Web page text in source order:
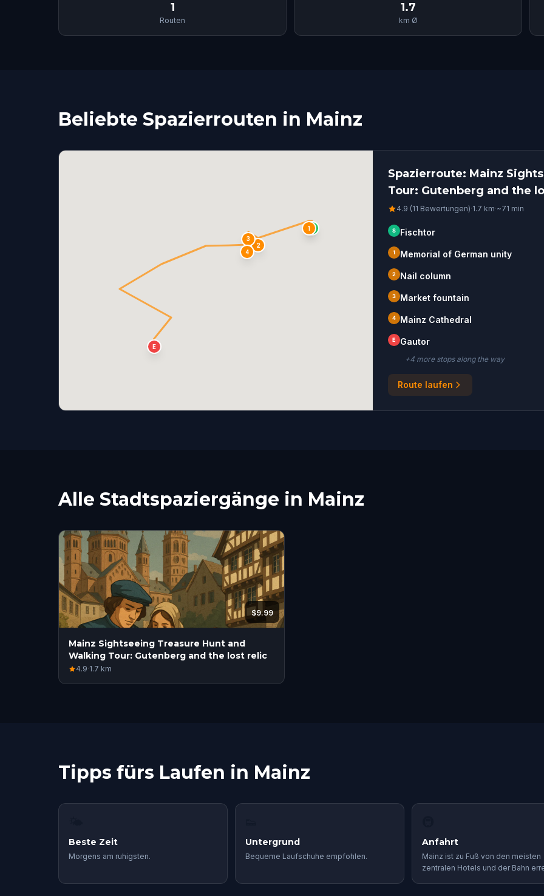
1
Routen
1.7
km Ø
Beliebte Spazierrouten in Mainz
1
2
3
4
E
Spazierroute: Mainz
Tour: Gutenberg and the
4.9 (11 Bewertungen)·1.7 km·~71 min
S Fischtor
1 Memorial of German unity
2 Nail column
3 Market fountain
4 Mainz Cathedral
E Gautor
+4more stopsalong the way
Route laufen
Alle Stadtspaziergänge in Mainz
$9.99
Mainz Sightseeing Treasure Hunt and
Walking Tour: Gutenberg and the lost relic
4.9·1.7 km
Tipps fürs Laufen in Mainz
Beste Zeit
Morgens am ruhigsten.
Untergrund
Bequeme Laufschuhe empfohlen.
Anfahrt
Mainz ist zu Fuß von den meisten
zentralen Hotels und der Bahn